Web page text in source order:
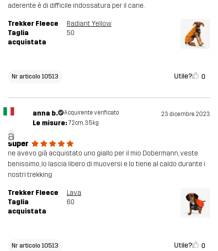
aderente è di difficile indossatura per il cane.
Trekker Fleece
Radiant Yellow
Taglia
acquistata
50
Nr articolo 10513 Utile? 0
a
anna b. Acquirente verificato 23 dicembre 2023
Le misure: 72cm, 35kg
super
ne avevo già acquistato uno giallo per il mio Dobermann, veste
benissimo, lo lascia libero di muoversi e lo tiene al caldo durante i
nostri trekking
Trekker Fleece
Lava
Taglia
acquistata
60
Nr articolo 10513 Utile? 0